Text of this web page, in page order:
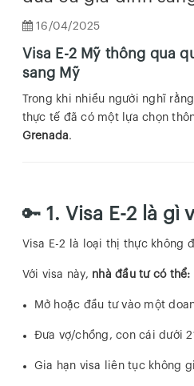
16/04/2025
Visa E-2 Mỹ thông qua
sang Mỹ
Trong khi nhiều người nghĩ rằng
thực tế đã có một lựa chọn
Grenada.
🔑 1. Visa E-2 là gì
Visa E-2 là loại thị thực không
Với visa này, nhà đầu tư có thể:
Mở hoặc đầu tư vào một
Đưa vợ/chồng, con cái dưới
Gia hạn visa liên tục không